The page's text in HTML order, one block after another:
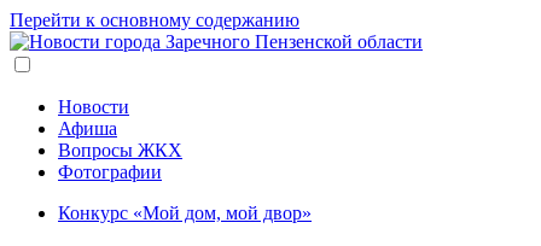
Перейти к основному содержанию
Новости
Афиша
Вопросы ЖКХ
Фотографии
Конкурс «Мой дом, мой двор»